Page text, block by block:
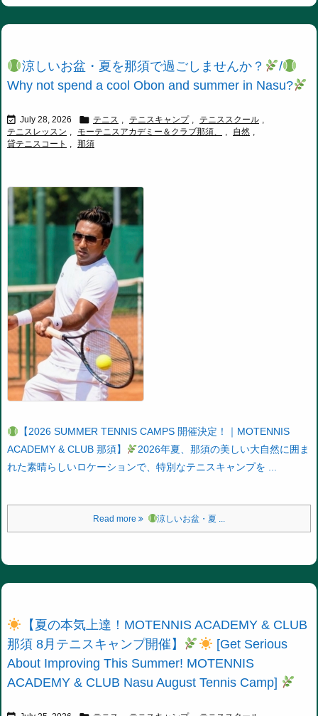
涼しいお盆・夏を那須で過ごしませんか？
/
Why not spend a cool Obon and summer in Nasu?
 July 28, 2026  テニス , テニスキャンプ , テニススクール ,
テニスレッスン , モーテニスアカデミー＆クラブ那須、 , 自然 ,
貸テニスコート , 那須
【2026 SUMMER TENNIS CAMPS 開催決定！｜MOTENNIS
ACADEMY & CLUB 那須】
2026年夏、那須の美しい大自然に囲ま
れた素晴らしいロケーションで、特別なテニスキャンプを ...
Read more 涼しいお盆・夏 ...
【夏の本気上達！MOTENNIS ACADEMY & CLUB
那須 8月テニスキャンプ開催】
[Get Serious
About Improving This Summer! MOTENNIS
ACADEMY & CLUB Nasu August Tennis Camp]